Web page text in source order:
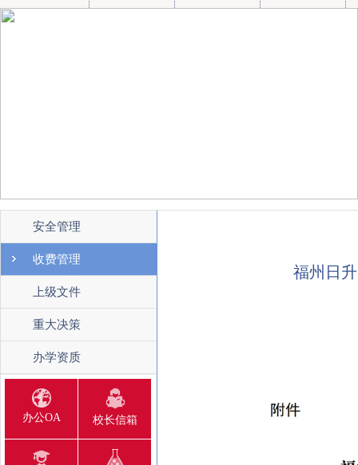
安全管理
收费管理
上级文件
重大决策
办学资质
办公OA 校长信箱
福州日